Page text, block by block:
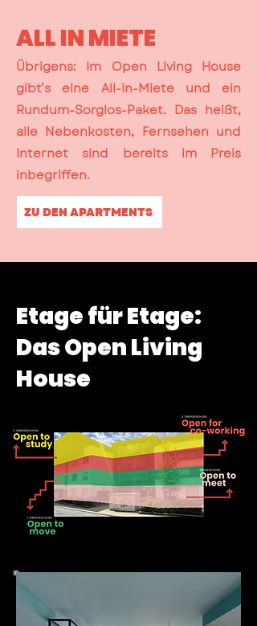
ALL IN MIETE
Übrigens: Im Open Living House
gibt’s eine All-In-Miete und ein
Rundum-Sorglos-Paket. Das heißt,
alle Nebenkosten, Fernsehen und
Internet sind bereits im Preis
inbegriffen.
ZU DEN APARTMENTS
Etage für Etage:
Das Open Living
House